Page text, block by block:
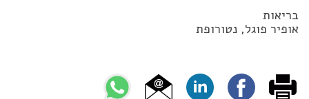
בריאות
אופיר פוגל, נטורופת